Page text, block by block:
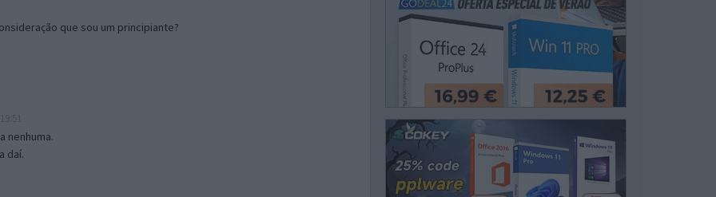
que sou um principiante?
nenhuma.
daí.